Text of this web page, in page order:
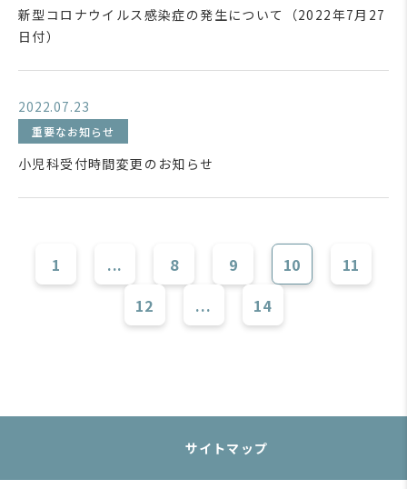
新型コロナウイルス感染症の発生について（2022年7月27
日付）
2022.07.23
重要なお知らせ
小児科受付時間変更のお知らせ
1 ... 8 9 10
11
12
... 14
サイトマップ